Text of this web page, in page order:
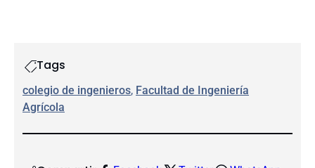
Tags
colegio de ingenieros, Facultad de Ingeniería
Agrícola